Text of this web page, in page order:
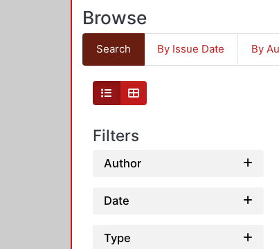
Browse
Search By Issue Date By
Filters
Author
Date
Type